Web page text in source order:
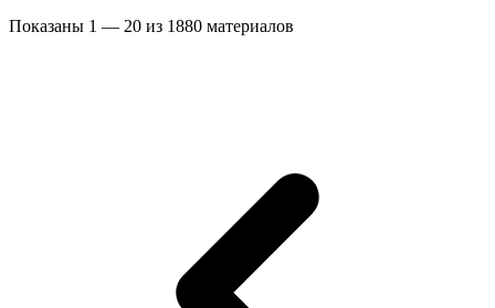
Показаны 1 — 20 из 1880 материалов